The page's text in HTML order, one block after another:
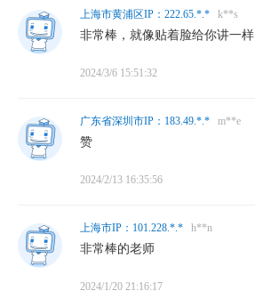
上海市黄浦区IP：222.65.*.* k**s
非常棒，就像贴着脸给你讲一样
2024/3/6 15:51:32
广东省深圳市IP：183.49.*.* m**e
赞
2024/2/13 16:35:56
上海市IP：101.228.*.* h**n
非常棒的老师
2024/1/20 21:16:17